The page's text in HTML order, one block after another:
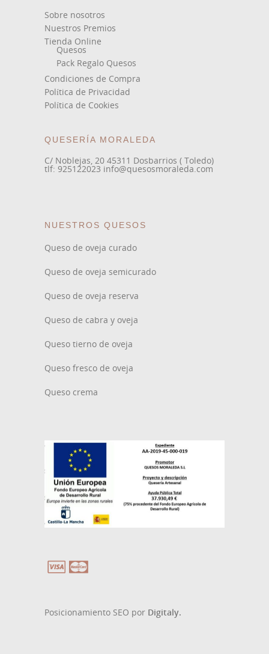
Sobre nosotros
Nuestros Premios
Tienda Online
Quesos
Pack Regalo Quesos
Condiciones de Compra
Política de Privacidad
Política de Cookies
QUESERÍA MORALEDA
C/ Noblejas, 20 45311 Dosbarrios ( Toledo)
tlf: 925122023 info@quesosmoraleda.com
NUESTROS QUESOS
Queso de oveja curado
Queso de oveja semicurado
Queso de oveja reserva
Queso de cabra y oveja
Queso tierno de oveja
Queso fresco de oveja
Queso crema
Posicionamiento SEO por Digitaly.